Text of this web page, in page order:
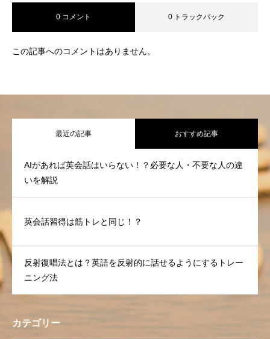
0 コメント 0 トラックバック
この記事へのコメントはありません。
最近の記事 おすすめ記事
AIがあれば英会話はいらない！？必要な人・不要な人の違
いを解説
英会話習得は筋トレと同じ！？
反射復唱法とは？英語を反射的に話せるようにするトレー
ニング法
カテゴリー